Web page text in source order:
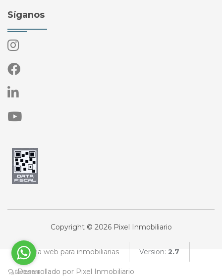
Síganos
Copyright © 2026 Pixel Inmobiliario
Página web para inmobiliarias Version: 2.7
Desarrollado por Pixel Inmobiliario